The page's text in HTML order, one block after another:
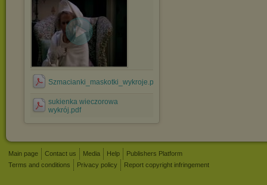
Szmacianki_maskotki_wykroje.pdf
sukienka wieczorowa
wykrój.pdf
Main page Contact us Media Help
Publishers Platform
Terms and conditions
Privacy policy Report copyright infringement